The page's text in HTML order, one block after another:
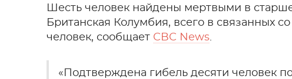
Шесть человек найдены мертвыми в
Британская Колумбия, всего в связанных
человек, сообщает CBC News.
«Подтверждена гибель десяти человек